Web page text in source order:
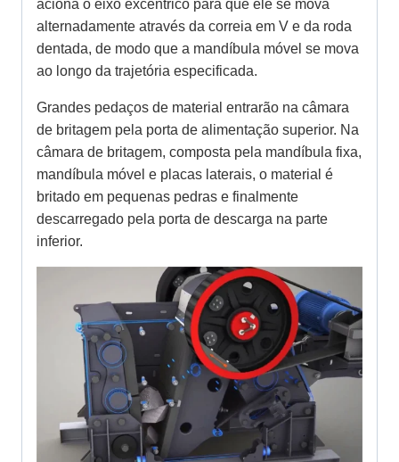
aciona o eixo excêntrico para que ele se mova
alternadamente através da correia em V e da roda
dentada, de modo que a mandíbula móvel se mova
ao longo da trajetória especificada.
Grandes pedaços de material entrarão na câmara
de britagem pela porta de alimentação superior. Na
câmara de britagem, composta pela mandíbula fixa,
mandíbula móvel e placas laterais, o material é
britado em pequenas pedras e finalmente
descarregado pela porta de descarga na parte
inferior.